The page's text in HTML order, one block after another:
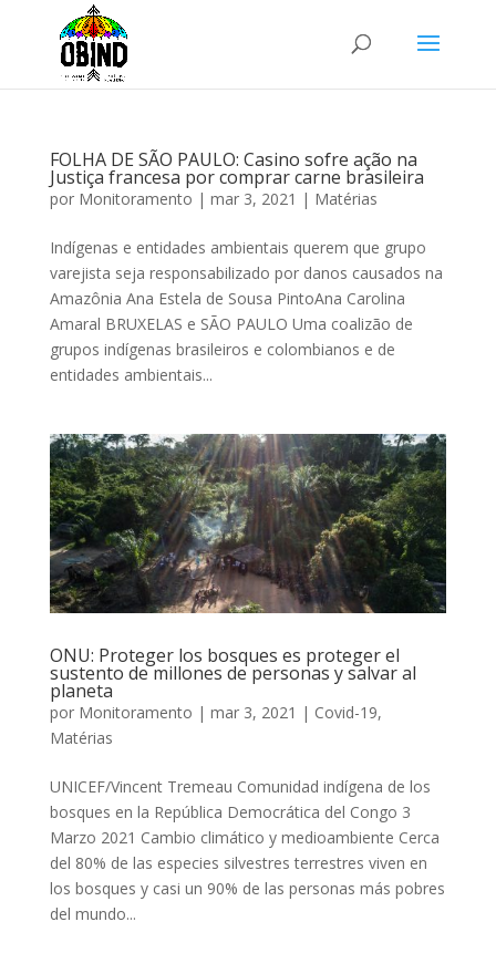
FOLHA DE SÃO PAULO: Casino sofre ação na
Justiça francesa por comprar carne brasileira
por Monitoramento | mar 3, 2021 | Matérias
Indígenas e entidades ambientais querem que grupo
varejista seja responsabilizado por danos causados na
Amazônia Ana Estela de Sousa PintoAna Carolina
Amaral BRUXELAS e SÃO PAULO Uma coalizão de
grupos indígenas brasileiros e colombianos e de
entidades ambientais...
ONU: Proteger los bosques es proteger el
sustento de millones de personas y salvar al
planeta
por Monitoramento | mar 3, 2021 | Covid-19,
Matérias
UNICEF/Vincent Tremeau Comunidad indígena de los
bosques en la República Democrática del Congo 3
Marzo 2021 Cambio climático y medioambiente Cerca
del 80% de las especies silvestres terrestres viven en
los bosques y casi un 90% de las personas más pobres
del mundo...